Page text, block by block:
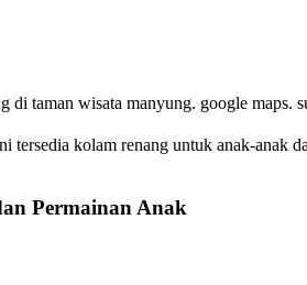
di taman wisata manyung. google maps.
tersedia kolam renang untuk anak-anak
Permainan Anak